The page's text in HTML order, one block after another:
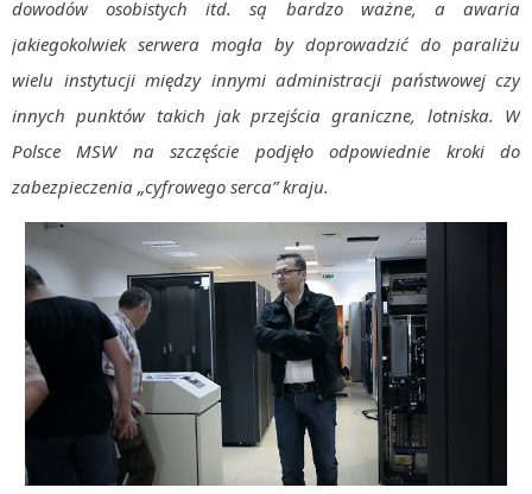
Pascal
WEB
.htaccess
HTML 5
CSS 3
JavaScript
PHP
WordPress
MOBILE
Android
KONTROLA WERSJI
Git
dowodów osobistych itd. są bardzo ważne, a awaria
jakiegokolwiek serwera mogła by doprowadzić do paraliżu
wielu instytucji między innymi administracji państwowej czy
innych punktów takich jak przejścia graniczne, lotniska. W
Polsce MSW na szczęście podjęło odpowiednie kroki do
zabezpieczenia „cyfrowego serca” kraju.